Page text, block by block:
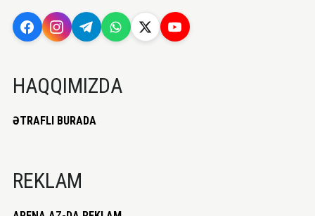
HAQQIMIZDA
ƏTRAFLI BURADA
REKLAM